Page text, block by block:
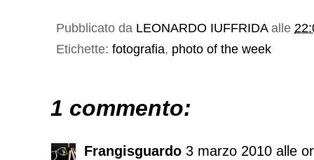
Pubblicato da LEONARDO IUFFRIDA alle
Etichette: fotografia, photo of the week
1 commento:
Frangisguardo 3 marzo 2010 alle